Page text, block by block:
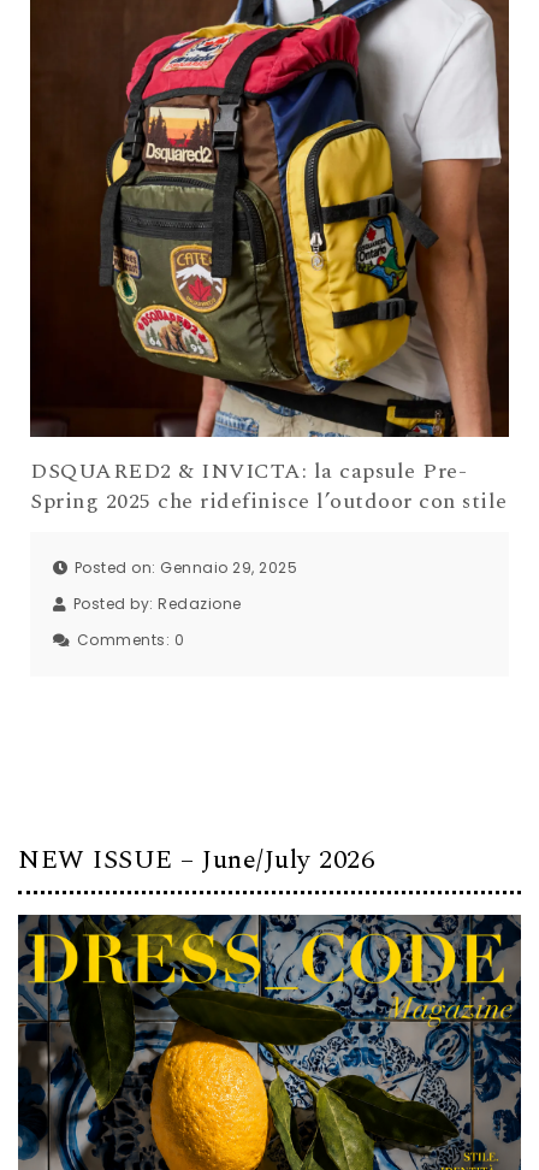
DSQUARED2 & INVICTA: la capsule Pre-
Spring 2025 che ridefinisce l’outdoor con stile
Posted on: Gennaio 29, 2025
Posted by: Redazione
Comments: 0
NEW ISSUE – June/July 2026